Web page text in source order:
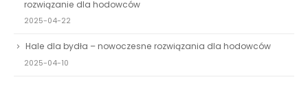
rozwiązanie dla hodowców
2025-04-22
Hale dla bydła – nowoczesne rozwiązania dla hodowców
2025-04-10